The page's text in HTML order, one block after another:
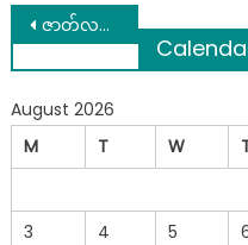
Post
navigation
ဇာတ်လမ်းထဲမှာ မတည့်တဲ့ ကိုနိုင်လင်းရဲ့မယားသုံးယောက်က အပြင်မှာ ဘယ်လိုချစ်ခင်ကြကြောင်း ဗီဒီယိုလေးနဲ့ တကွပြသလာတဲ့ ဆုထက်လှိုင်
August 2026
M
T W
3
4 5